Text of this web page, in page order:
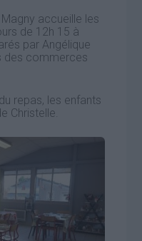
accueille les
de 12h 15 à
par Angélique
des commerces
repas, les enfants
Christelle.